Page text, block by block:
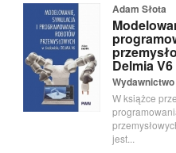
Adam Słota
Delmia V6
W książce
jest...